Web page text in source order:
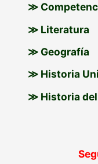
≫
≫ Literatura
≫ Geografía
≫ Historia
≫ Historia del